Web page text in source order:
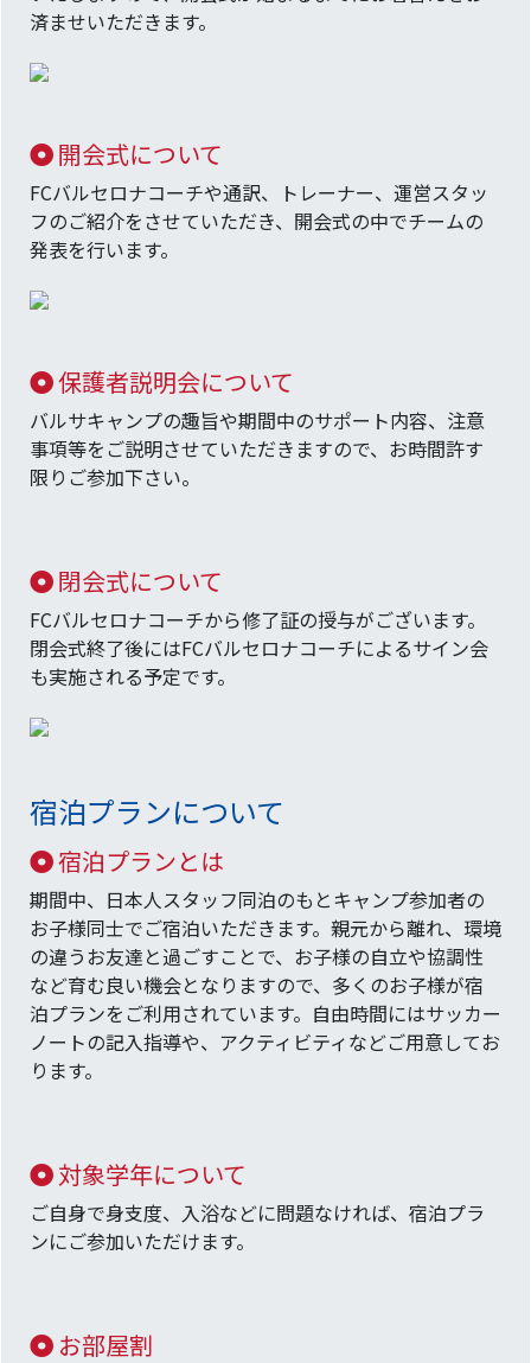
済ませいただきます。
開会式について
FCバルセロナコーチや通訳、トレーナー、運営スタッ
フのご紹介をさせていただき、開会式の中でチームの
発表を行います。
保護者説明会について
バルサキャンプの趣旨や期間中のサポート内容、注意
事項等をご説明させていただきますので、お時間許す
限りご参加下さい。
閉会式について
FCバルセロナコーチから修了証の授与がございます。
閉会式終了後にはFCバルセロナコーチによるサイン会
も実施される予定です。
宿泊プランについて
宿泊プランとは
期間中、日本人スタッフ同泊のもとキャンプ参加者の
お子様同士でご宿泊いただきます。親元から離れ、環境
の違うお友達と過ごすことで、お子様の自立や協調性
など育む良い機会となりますので、多くのお子様が宿
泊プランをご利用されています。自由時間にはサッカー
ノートの記入指導や、アクティビティなどご用意してお
ります。
対象学年について
ご自身で身支度、入浴などに問題なければ、宿泊プラ
ンにご参加いただけます。
お部屋割